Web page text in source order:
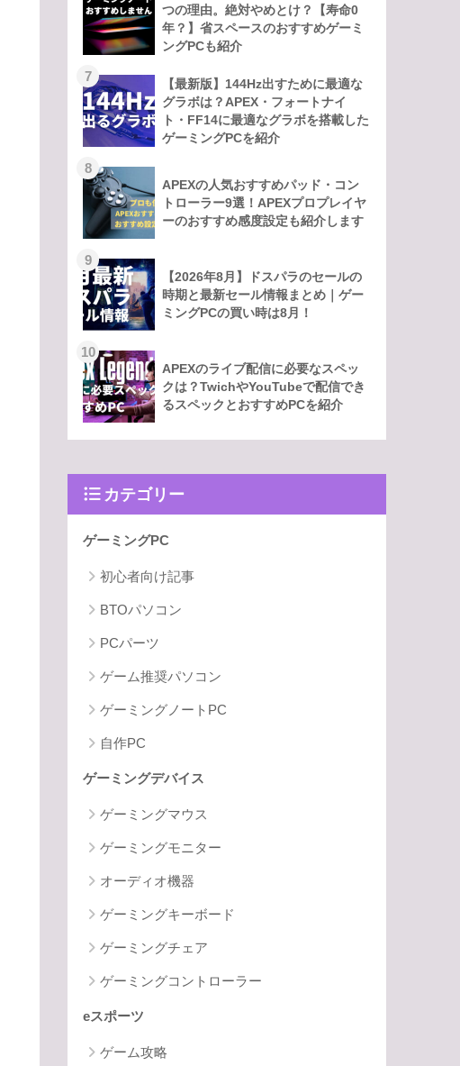
つの理由。絶対やめとけ？【寿命0
年？】省スペースのおすすめゲーミ
ングPCも紹介
7
【最新版】144Hz出すために最適な
グラボは？APEX・フォートナイ
ト・FF14に最適なグラボを搭載した
ゲーミングPCを紹介
8
APEXの人気おすすめパッド・コン
トローラー9選！APEXプロプレイヤ
ーのおすすめ感度設定も紹介します
9
【2026年8月】ドスパラのセールの
時期と最新セール情報まとめ｜ゲー
ミングPCの買い時は8月！
10
APEXのライブ配信に必要なスペッ
クは？TwichやYouTubeで配信でき
るスペックとおすすめPCを紹介
カテゴリー
ゲーミングPC
初心者向け記事
BTOパソコン
PCパーツ
ゲーム推奨パソコン
ゲーミングノートPC
自作PC
ゲーミングデバイス
ゲーミングマウス
ゲーミングモニター
オーディオ機器
ゲーミングキーボード
ゲーミングチェア
ゲーミングコントローラー
eスポーツ
ゲーム攻略